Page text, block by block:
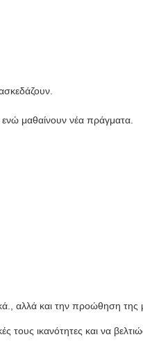
ενώ μαθαίνουν νέα πράγματα.
αλλά και την προώθηση
τους ικανότητες και να